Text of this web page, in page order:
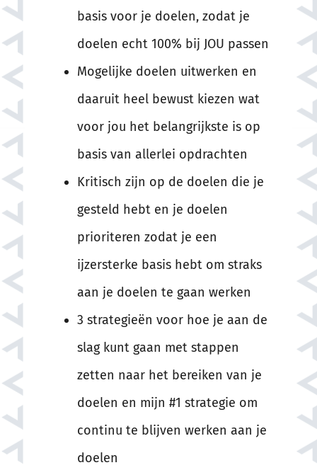
basis voor je doelen, zodat je
doelen echt 100% bij JOU passen
Mogelijke doelen uitwerken en
daaruit heel bewust kiezen wat
voor jou het belangrijkste is op
basis van allerlei opdrachten
Kritisch zijn op de doelen die je
gesteld hebt en je doelen
prioriteren zodat je een
ijzersterke basis hebt om straks
aan je doelen te gaan werken
3 strategieën voor hoe je aan de
slag kunt gaan met stappen
zetten naar het bereiken van je
doelen en mijn #1 strategie om
continu te blijven werken aan je
doelen